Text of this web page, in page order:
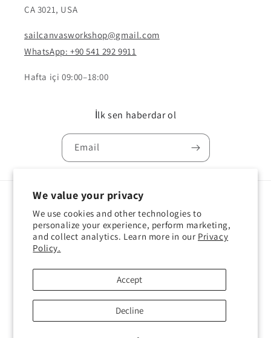
We value your privacy
We use cookies and other technologies to
personalize your experience, perform marketing,
and collect analytics. Learn more in our Privacy
Policy.
Accept
Decline
CA 3021, USA
sailcanvasworkshop@gmail.com
WhatsApp: +90 541 292 9911
Hafta içi 09:00–18:00
İlk sen haberdar ol
Email
Türkiye | TRY ₺ English
Powered by Shopify